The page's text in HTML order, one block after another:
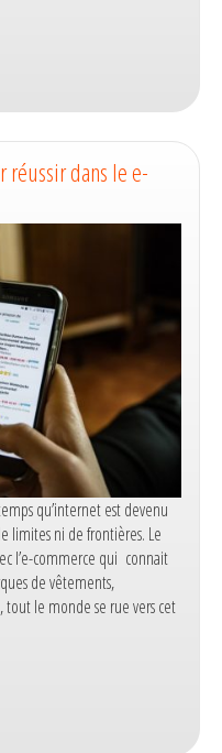
réussir dans le e-
qu’internet est devenu
limites ni de frontières. Le
l’e-commerce qui connait
de vêtements,
tout le monde se rue vers cet